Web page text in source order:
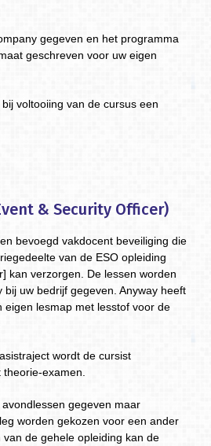
gegeven en het programma
geschreven voor uw eigen
voltooiing van de cursus een
& Security Officer)
bevoegd vakdocent beveiliging die
van de ESO opleiding
kan verzorgen. De lessen worden
bij uw bedrijf gegeven. Anyway heeft
eigen lesmap met lesstof voor de
wordt de cursist
examen.
gegeven maar
worden gekozen voor een ander
de gehele opleiding kan de